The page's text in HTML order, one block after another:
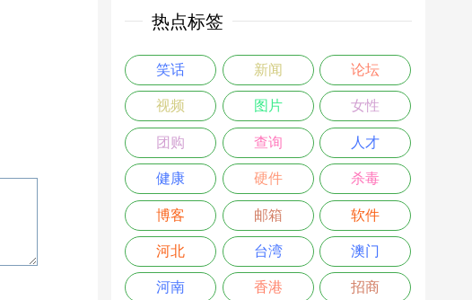
热点标签
笑话 新闻 论坛
视频 图片 女性
团购 查询 人才
健康 硬件 杀毒
博客 邮箱 软件
河北 台湾 澳门
河南 香港 招商